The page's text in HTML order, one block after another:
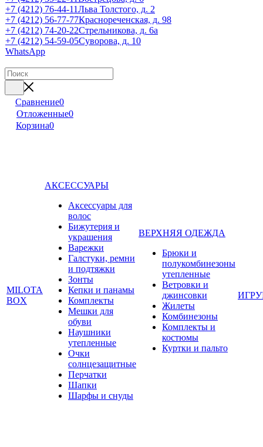
+7 (4212) 76-44-11Льва Толстого, д. 2
+7 (4212) 56-77-77Краснореченская, д. 98
+7 (4212) 74-20-22Стрельникова, д. 6а
+7 (4212) 54-59-05Суворова, д. 10
WhatsApp
Сравнение0
Отложенные0
Корзина0
MILOTA
BOX
АКСЕССУАРЫ
Аксессуары для
волос
Бижутерия и
украшения
Варежки
Галстуки, ремни
и подтяжки
Зонты
Кепки и панамы
Комплекты
Мешки для
обуви
Наушники
утепленные
Очки
солнцезащитные
Перчатки
Шапки
Шарфы и снуды
ВЕРХНЯЯ ОДЕЖДА
Брюки и
полукомбинезоны
утепленные
Ветровки и
джинсовки
Жилеты
Комбинезоны
Комплекты и
костюмы
Куртки и пальто